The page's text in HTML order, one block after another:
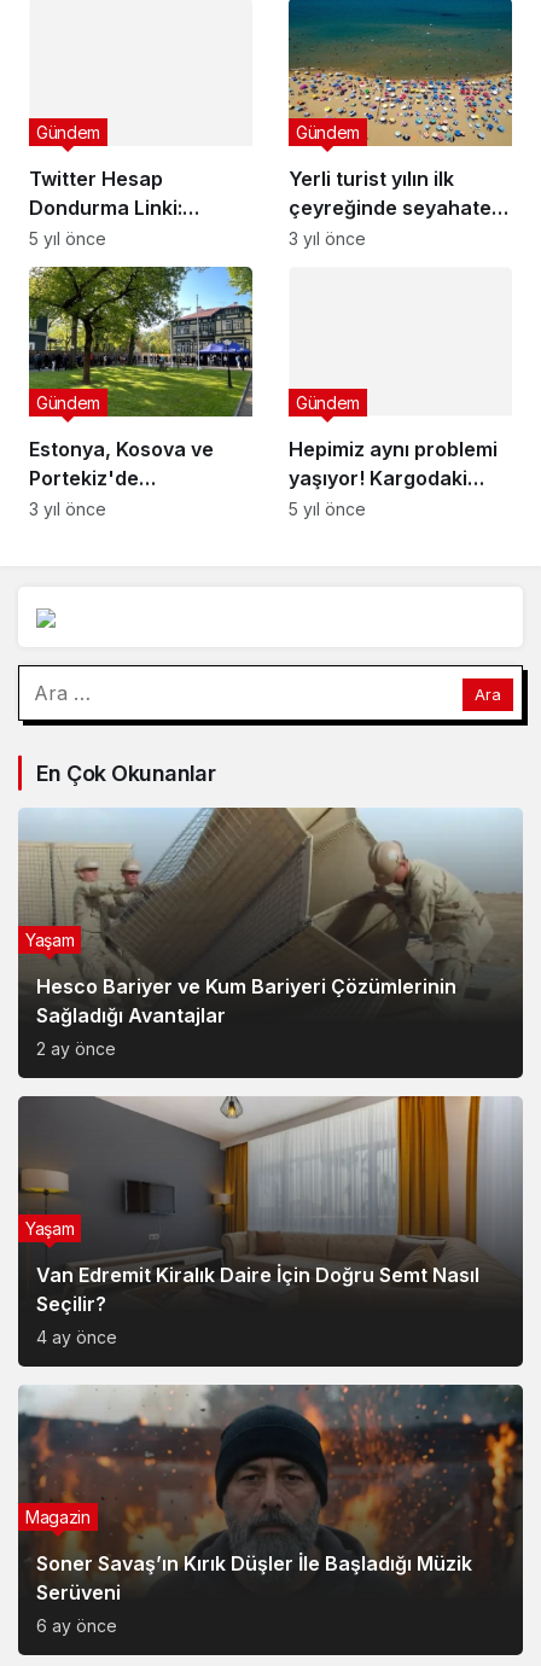
Twitter Hesap
Dondurma Linki:
Twitter Hesabı Iyi mi
Dondurulur?
Gündem
5 yıl önce
Yerli turist yılın ilk
çeyreğinde seyahate
22,3 milyar lira harcadı
Gündem
3 yıl önce
Estonya, Kosova ve
Portekiz'de
Türkiye'deki
Gündem
3 yıl önce
Hepimiz aynı problemi
yaşıyor! Kargodaki
teslimat hatalarının
Gündem
5 yıl önce
En Çok Okunanlar
Hesco Bariyer ve Kum Bariyeri Çözümlerinin
Sağladığı Avantajlar
2 ay önce
Yaşam
Van Edremit Kiralık Daire İçin Doğru Semt Nasıl
Seçilir?
4 ay önce
Yaşam
Soner Savaş’ın Kırık Düşler İle Başladığı Müzik
Serüveni
6 ay önce
Magazin